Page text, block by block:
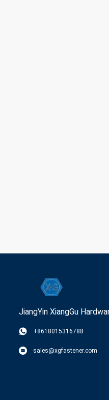
JiangYin XiangGu
+8618015316788
sales@xgfastener.com